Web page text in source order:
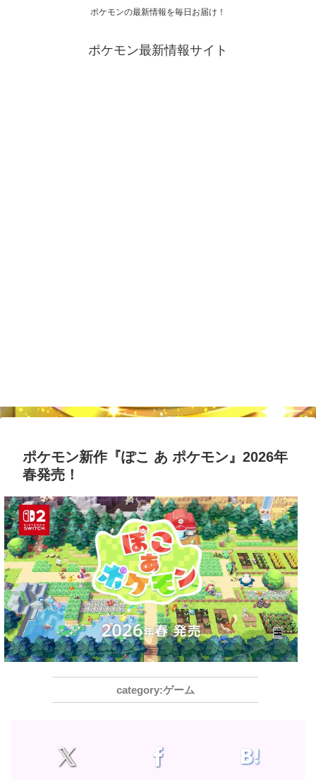
ポケモンの最新情報を毎日お届け！
ポケモン最新情報サイト
ポケモン新作『ぽこ あ ポケモン』2026年
春発売！
ゲーム